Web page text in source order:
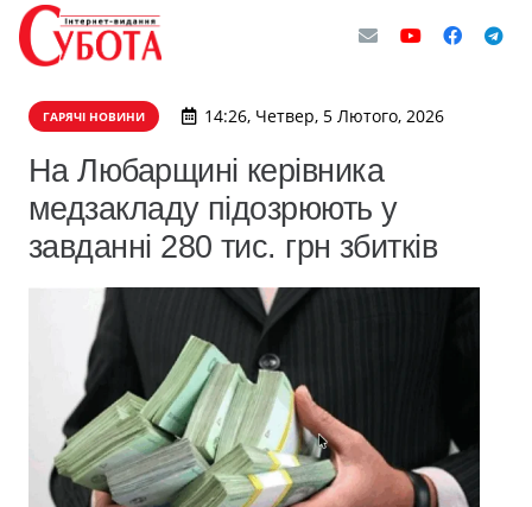
ГАРЯЧІ НОВИНИ 14:26, Четвер, 5 Лютого, 2026
На Любарщині керівника
медзакладу підозрюють у
завданні 280 тис. грн збитків